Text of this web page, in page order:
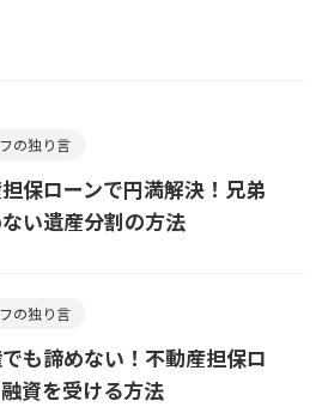
の独り言
保ローンで円満解決！兄弟
い遺産分割の方法
の独り言
も諦めない！不動産担保ロ
資を受ける方法